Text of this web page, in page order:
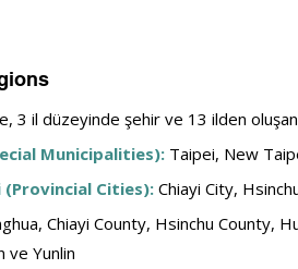
3 il düzeyinde şehir ve 13 ilden
Municipalities): Taipei, New
(Provincial Cities): Chiayi City,
Chiayi County, Hsinchu County,
ve Yunlin